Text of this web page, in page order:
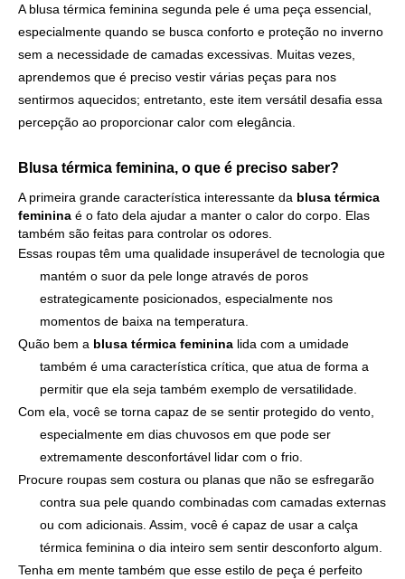
A blusa térmica feminina segunda pele é uma peça essencial,
especialmente quando se busca conforto e proteção no inverno
sem a necessidade de camadas excessivas. Muitas vezes,
aprendemos que é preciso vestir várias peças para nos
sentirmos aquecidos; entretanto, este item versátil desafia essa
percepção ao proporcionar calor com elegância.
Blusa térmica feminina, o que é preciso saber?
A primeira grande característica interessante da blusa térmica
feminina é o fato dela ajudar a manter o calor do corpo. Elas
também são feitas para controlar os odores.
Essas roupas têm uma qualidade insuperável de tecnologia que
mantém o suor da pele longe através de poros
estrategicamente posicionados, especialmente nos
momentos de baixa na temperatura.
Quão bem a blusa térmica feminina lida com a umidade
também é uma característica crítica, que atua de forma a
permitir que ela seja também exemplo de versatilidade.
Com ela, você se torna capaz de se sentir protegido do vento,
especialmente em dias chuvosos em que pode ser
extremamente desconfortável lidar com o frio.
Procure roupas sem costura ou planas que não se esfregarão
contra sua pele quando combinadas com camadas externas
ou com adicionais. Assim, você é capaz de usar a calça
térmica feminina o dia inteiro sem sentir desconforto algum.
Tenha em mente também que esse estilo de peça é perfeito